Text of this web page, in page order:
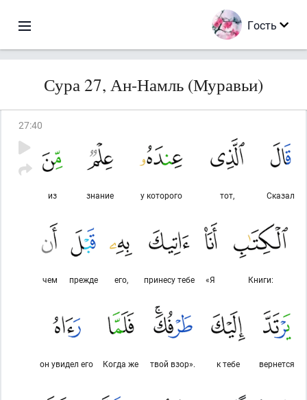
Гость
Сура 27, Ан-Намль (Муравьи)
27:40
Сказал
тот,
у которого
знание
из
Книги:
«Я
принесу тебе
его,
прежде
чем
вернется
к тебе
твой взор».
Когда же
он увидел его